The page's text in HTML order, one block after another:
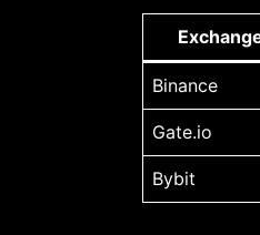
Binance
Gate.io
Bybit